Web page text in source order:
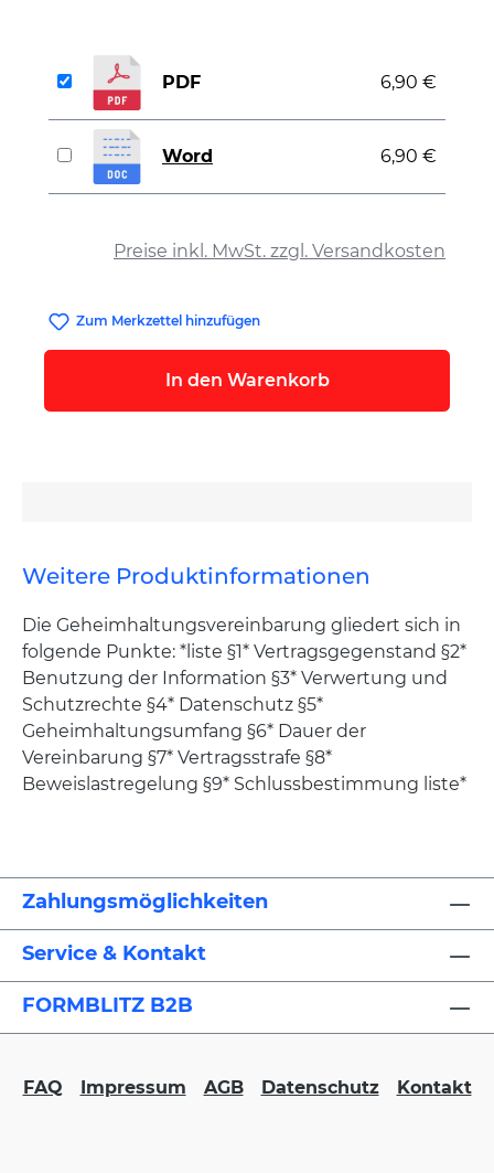
Preise inkl. MwSt. zzgl. Versandkosten
PDF 6,90 €
Word 6,90 €
Zum Merkzettel hinzufügen
In den Warenkorb
Weitere Produktinformationen
Die Geheimhaltungsvereinbarung gliedert sich in
folgende Punkte: *liste §1* Vertragsgegenstand §2*
Benutzung der Information §3* Verwertung und
Schutzrechte §4* Datenschutz §5*
Geheimhaltungsumfang §6* Dauer der
Vereinbarung §7* Vertragsstrafe §8*
Beweislastregelung §9* Schlussbestimmung liste*
Zahlungsmöglichkeiten
Service & Kontakt
FORMBLITZ B2B
FAQ Impressum AGB Datenschutz Kontakt